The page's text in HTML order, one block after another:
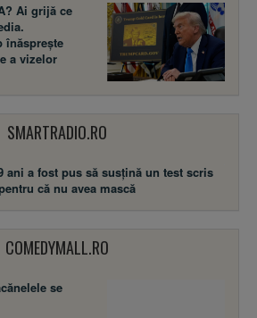
Ai grijă ce
înăsprește
a vizelor
SMARTRADIO.RO
ani a fost pus să susţină un test scris
că nu avea mască
COMEDYMALL.RO
se